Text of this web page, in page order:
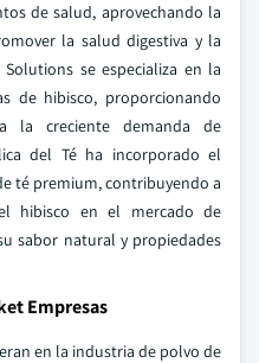
de salud, aprovechando la
la salud digestiva y la
se especializa en la
de hibisco, proporcionando
la creciente demanda de
del Té ha incorporado el
té premium, contribuyendo a
hibisco en el mercado de
sabor natural y propiedades
Empresas
en la industria de polvo de